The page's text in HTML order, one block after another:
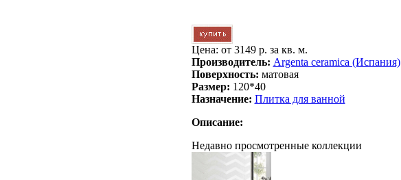
Цена: от 3149 р. за кв. м.
Производитель: Argenta ceramica (Испания)
Поверхность: матовая
Размер: 120*40
Назначение: Плитка для ванной
Описание:
Недавно просмотренные коллекции